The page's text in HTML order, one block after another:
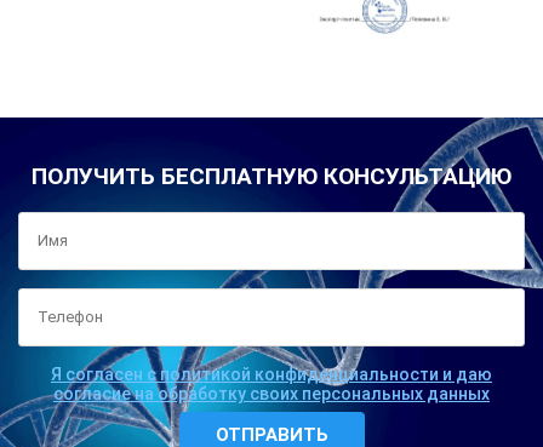
ПОЛУЧИТЬ БЕСПЛАТНУЮ КОНСУЛЬТАЦИЮ
Я согласен с политикой конфиденциальности и даю
согласие на обработку своих персональных данных